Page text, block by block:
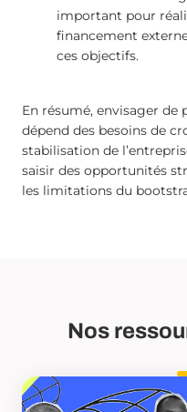
important pour
financement
ces objectifs.
En résumé, envisager de
dépend des besoins de
stabilisation de
saisir des opportunités
les limitations du
Nos